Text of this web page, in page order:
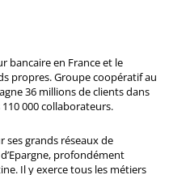
bancaire en France et le
propres. Groupe coopératif au
36 millions de clients dans
000 collaborateurs.
ses grands réseaux de
profondément
Il y exerce tous les métiers